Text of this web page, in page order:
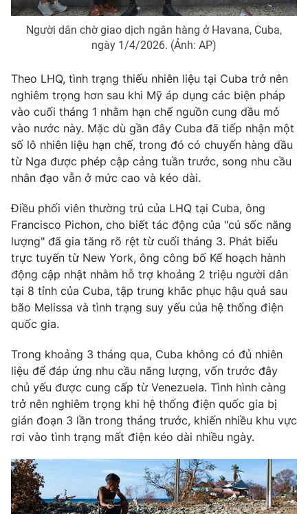
Giải sao mai
Sao
Làm đẹp
Chất lượng cuộc sống
Tuyển sinh
Công nghệ
Sản phẩm
Thị trường
Tư vấn
Giao lưu trực tuyến
Lịch phát sóng
Chuyên mục khác
Photo Infographic
Video Shorts video
VTV Money VTV Thể thao
VTV Sức khoẻ Bất động sản
Thị trường 24h Tấm lòng Việt
VTV4 Vươn mình bằng AI
VTV9 VTV8
Người dân chờ giao dịch ngân hàng ở Havana, Cuba,
ngày 1/4/2026. (Ảnh: AP)
Theo LHQ, tình trạng thiếu nhiên liệu tại Cuba trở nên
nghiêm trọng hơn sau khi Mỹ áp dụng các biện pháp
vào cuối tháng 1 nhằm hạn chế nguồn cung dầu mỏ
vào nước này. Mặc dù gần đây Cuba đã tiếp nhận một
số lô nhiên liệu hạn chế, trong đó có chuyến hàng dầu
từ Nga được phép cập cảng tuần trước, song nhu cầu
nhân đạo vẫn ở mức cao và kéo dài.
Điều phối viên thường trú của LHQ tại Cuba, ông
Francisco Pichon, cho biết tác động của "cú sốc năng
lượng" đã gia tăng rõ rệt từ cuối tháng 3. Phát biểu
trực tuyến từ New York, ông công bố Kế hoạch hành
động cập nhật nhằm hỗ trợ khoảng 2 triệu người dân
tại 8 tỉnh của Cuba, tập trung khắc phục hậu quả sau
bão Melissa và tình trạng suy yếu của hệ thống điện
quốc gia.
Trong khoảng 3 tháng qua, Cuba không có đủ nhiên
liệu để đáp ứng nhu cầu năng lượng, vốn trước đây
chủ yếu được cung cấp từ Venezuela. Tình hình càng
trở nên nghiêm trọng khi hệ thống điện quốc gia bị
gián đoạn 3 lần trong tháng trước, khiến nhiều khu vực
rơi vào tình trạng mất điện kéo dài nhiều ngày.